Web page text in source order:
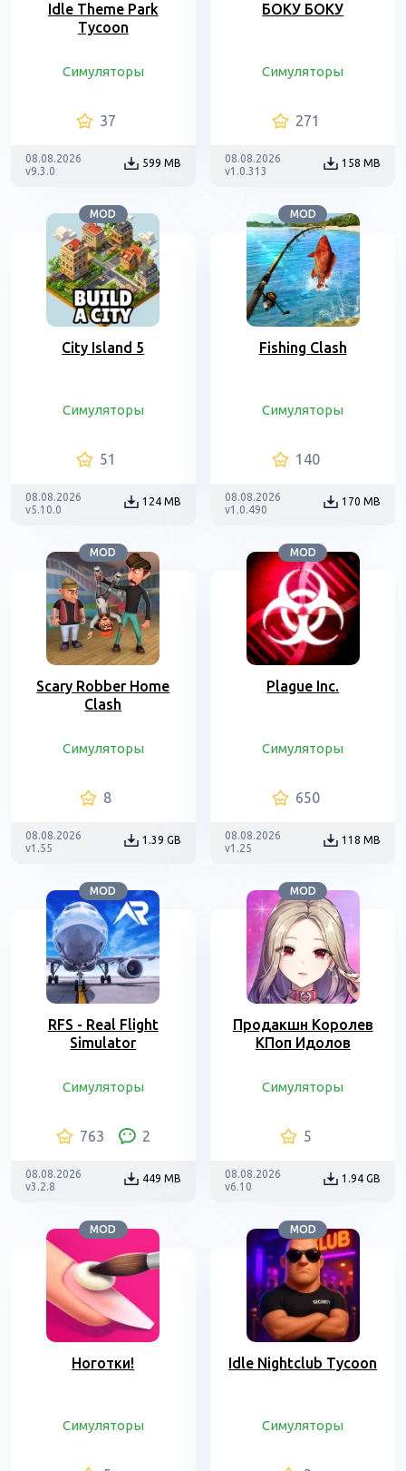
Idle Theme Park
Tycoon
Симуляторы
37
08.08.2026
v9.3.0
599 MB
БОКУ БОКУ
Симуляторы
271
08.08.2026
v1.0.313
158 MB
MOD
City Island 5
Симуляторы
51
08.08.2026
v5.10.0
124 MB
MOD
Fishing Clash
Симуляторы
140
08.08.2026
v1.0.490
170 MB
MOD
Scary Robber Home
Clash
Симуляторы
8
08.08.2026
v1.55
1.39 GB
MOD
Plague Inc.
Симуляторы
650
08.08.2026
v1.25
118 MB
MOD
RFS - Real Flight
Simulator
Симуляторы
763 2
08.08.2026
v3.2.8
449 MB
MOD
Продакшн Королев
КПоп Идолов
Симуляторы
5
08.08.2026
v6.10
1.94 GB
MOD
Ноготки!
Симуляторы
MOD
Idle Nightclub Tycoon
Симуляторы